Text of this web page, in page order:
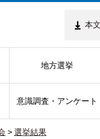
本
地方選挙
意識調査・アンケート
> 選挙結果